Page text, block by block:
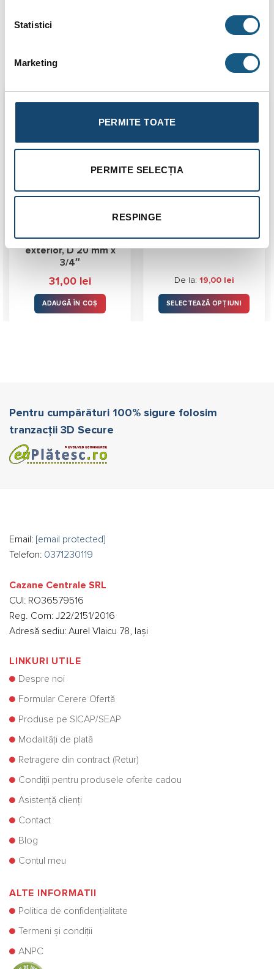
Statistici
Marketing
PERMITE TOATE
PERMITE SELECȚIA
RESPINGE
Produse similare
E Uponor, alama, filet
exterior, D 20 mm x
3/4″
31,00 lei
ADAUGĂ ÎN COȘ
egal, alama
De la: 19,00 lei
SELECTEAZĂ OPȚIUNI
pot
Pentru cumpărături 100% sigure folosim
tranzacții 3D Secure
Email: [email protected]
Telefon: 0371230119
Cazane Centrale SRL
CUI: RO36579516
Reg. Com: J22/2151/2016
Adresă sediu: Aurel Vlaicu 78, Iași
LINKURI UTILE
Despre noi
Formular Cerere Ofertă
Produse pe SICAP/SEAP
Modalități de plată
Retragere din contract (Retur)
Condiții pentru produsele oferite cadou
Asistență clienți
Contact
Blog
Contul meu
ALTE INFORMATII
Politica de confidențialitate
Termeni și condiții
ANPC